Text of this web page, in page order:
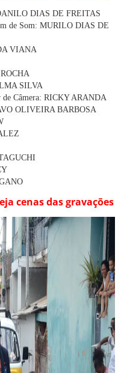
DIAS DE FREITAS
de Som: MURILO DIAS DE
VIANA
SILVA
Câmera: RICKY ARANDA
OLIVEIRA BARBOSA
cenas das gravações